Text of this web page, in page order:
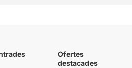
Ofertes
destacades